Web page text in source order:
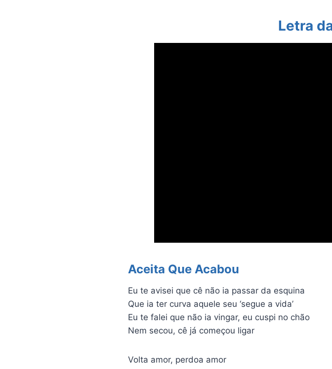
Letra
Aceita Que Acabou
Eu te avisei que cê não ia passar da esquina
Que ia ter curva aquele seu ‘segue a vida’
Eu te falei que não ia vingar, eu cuspi no chão
Nem secou, cê já começou ligar
Volta amor, perdoa amor